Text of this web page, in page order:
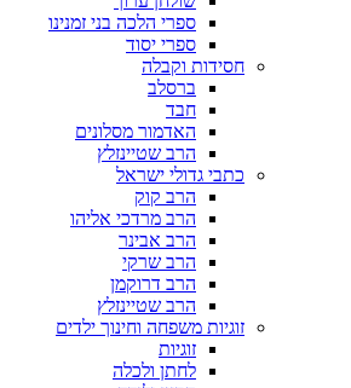
ספרי הלכה בני זמנינו
ספרי יסוד
חסידות וקבלה
ברסלב
חבד
האדמור מסלונים
הרב שטיינזלץ
כתבי גדולי ישראל
הרב קוק
הרב מרדכי אליהו
הרב אבינר
הרב שרקי
הרב דרוקמן
הרב שטיינזלץ
זוגיות משפחה וחינוך ילדים
זוגיות
לחתן ולכלה